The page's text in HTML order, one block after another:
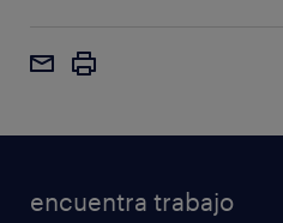
encuentra trabajo